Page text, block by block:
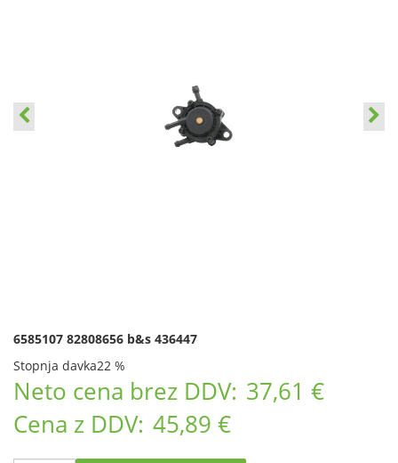
6585107 82808656 b&s 436447
Stopnja davka22 %
Neto cena brez DDV: 37,61 €
Cena z DDV: 45,89 €